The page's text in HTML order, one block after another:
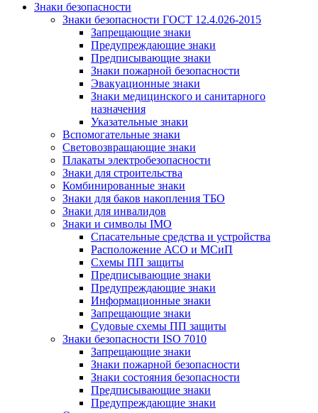
Знаки безопасности
Знаки безопасности ГОСТ 12.4.026-2015
Запрещающие знаки
Предупреждающие знаки
Предписывающие знаки
Знаки пожарной безопасности
Эвакуационные знаки
Знаки медицинского и санитарного
назначения
Указательные знаки
Вспомогательные знаки
Световозвращающие знаки
Плакаты электробезопасности
Знаки для строительства
Комбинированные знаки
Знаки для баков накопления ТБО
Знаки для инвалидов
Знаки и символы IMO
Спасательные средства и устройства
Расположение АСО и МСиП
Схемы ПП защиты
Предписывающие знаки
Предупреждающие знаки
Информационные знаки
Запрещающие знаки
Судовые схемы ПП защиты
Знаки безопасности ISO 7010
Запрещающие знаки
Знаки пожарной безопасности
Знаки состояния безопасности
Предписывающие знаки
Предупреждающие знаки